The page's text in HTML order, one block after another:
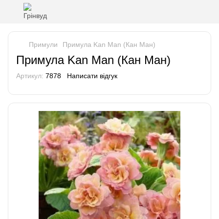
Примули Примула Kan Man (Кан Ман)
Примула Kan Man (Кан Ман)
Артикул: 7878 Написати відгук